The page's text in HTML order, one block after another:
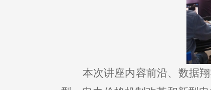
本次讲座内容前沿、数据